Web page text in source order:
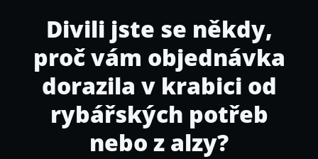
Divili jste se někdy,
proč vám objednávka
dorazila v krabici od
rybářských potřeb
nebo z alzy?